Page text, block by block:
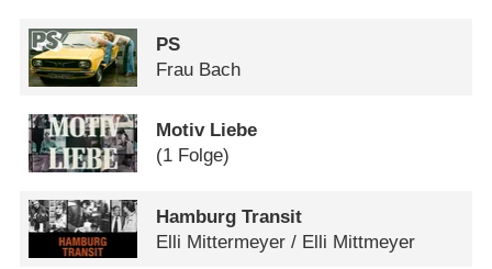
PS
Frau Bach
Motiv Liebe
(1 Folge)
Hamburg Transit
Elli Mittermeyer /​ Elli Mittmeyer